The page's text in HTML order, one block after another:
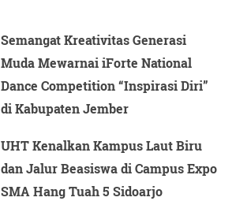
Semangat Kreativitas Generasi
Muda Mewarnai iForte National
Dance Competition “Inspirasi Diri”
di Kabupaten Jember
UHT Kenalkan Kampus Laut Biru
dan Jalur Beasiswa di Campus Expo
SMA Hang Tuah 5 Sidoarjo